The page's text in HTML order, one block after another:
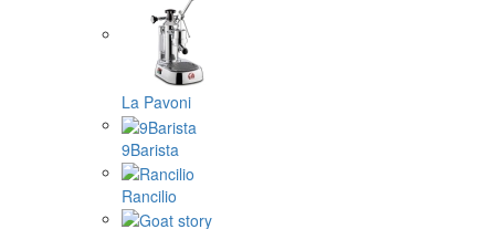
La Pavoni
9Barista
Rancilio